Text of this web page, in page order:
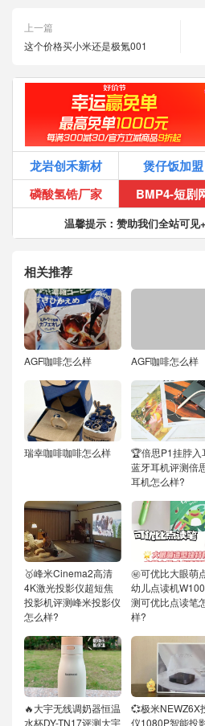
上一篇
这个价格买小米还是极氪001
龙岩创禾新材 煲仔饭加盟
磷酸氢锆厂家
BMP4-短剧
温馨提示：赞助我们全站可见
相关推荐
AGF咖啡怎么样 AGF咖啡怎么样
瑞幸咖啡咖啡怎么样
🏆倍思P1挂脖入
蓝牙耳机评测倍
耳机怎么样?
🥇峰米Cinema2高清
4K激光投影仪超短焦
投影机评测峰米投影仪
怎么样?
㊙️可优比大眼萌
幼儿点读机
测可优比点读笔
样?
🔥大宇无线调奶器恒温
水杯DY-TN17评测大宇
💞极米NEWZ6X
仪1080P智能投